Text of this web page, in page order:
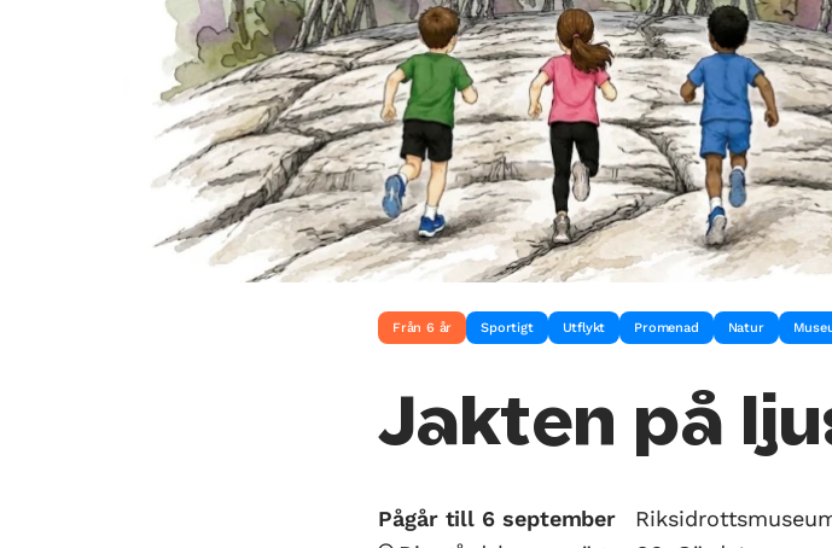
Från 6 år Sportigt Utflykt Promenad Natur
Jakten på
Pågår till 6 september